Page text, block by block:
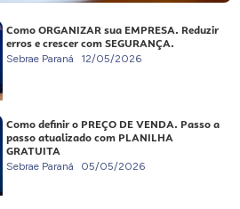
Como ORGANIZAR sua EMPRESA. Reduzir
erros e crescer com SEGURANÇA.
Sebrae Paraná 12/05/2026
Como definir o PREÇO DE VENDA. Passo a
passo atualizado com PLANILHA
GRATUITA
Sebrae Paraná 05/05/2026